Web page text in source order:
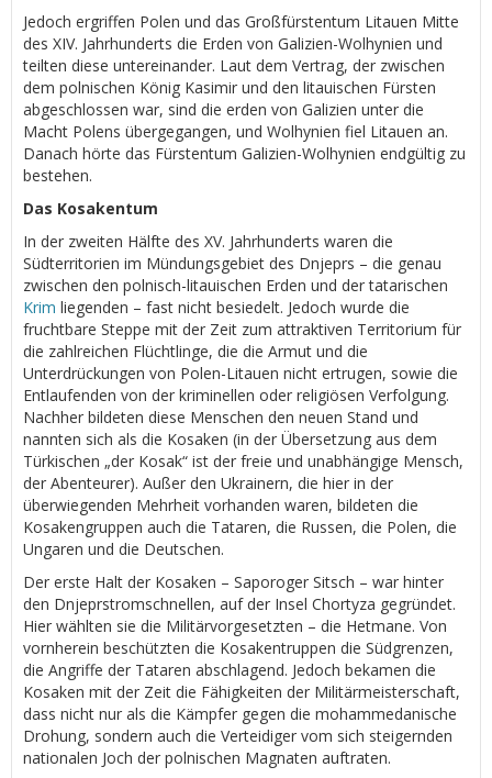
Jedoch ergriffen Polen und das Großfürstentum Litauen Mitte
des XIV. Jahrhunderts die Erden von Galizien-Wolhynien und
teilten diese untereinander. Laut dem Vertrag, der zwischen
dem polnischen König Kasimir und den litauischen Fürsten
abgeschlossen war, sind die erden von Galizien unter die
Macht Polens übergegangen, und Wolhynien fiel Litauen an.
Danach hörte das Fürstentum Galizien-Wolhynien endgültig zu
bestehen.
Das Kosakentum
In der zweiten Hälfte des XV. Jahrhunderts waren die
Südterritorien im Mündungsgebiet des Dnjeprs – die genau
zwischen den polnisch-litauischen Erden und der tatarischen
Krim liegenden – fast nicht besiedelt. Jedoch wurde die
fruchtbare Steppe mit der Zeit zum attraktiven Territorium für
die zahlreichen Flüchtlinge, die die Armut und die
Unterdrückungen von Polen-Litauen nicht ertrugen, sowie die
Entlaufenden von der kriminellen oder religiösen Verfolgung.
Nachher bildeten diese Menschen den neuen Stand und
nannten sich als die Kosaken (in der Übersetzung aus dem
Türkischen „der Kosak“ ist der freie und unabhängige Mensch,
der Abenteurer). Außer den Ukrainern, die hier in der
überwiegenden Mehrheit vorhanden waren, bildeten die
Kosakengruppen auch die Tataren, die Russen, die Polen, die
Ungaren und die Deutschen.
Der erste Halt der Kosaken – Saporoger Sitsch – war hinter
den Dnjeprstromschnellen, auf der Insel Chortyza gegründet.
Hier wählten sie die Militärvorgesetzten – die Hetmane. Von
vornherein beschützten die Kosakentruppen die Südgrenzen,
die Angriffe der Tataren abschlagend. Jedoch bekamen die
Kosaken mit der Zeit die Fähigkeiten der Militärmeisterschaft,
dass nicht nur als die Kämpfer gegen die mohammedanische
Drohung, sondern auch die Verteidiger vom sich steigernden
nationalen Joch der polnischen Magnaten auftraten.